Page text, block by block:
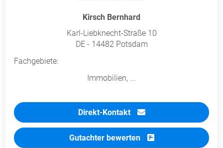
Kirsch Bernhard
Karl-Liebknecht-Straße 10
DE - 14482 Potsdam
Fachgebiete:
Immobilien, ...
Direkt-Kontakt
Gutachter bewerten